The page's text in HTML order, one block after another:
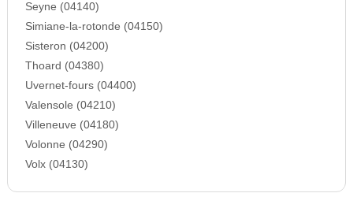
Seyne (04140)
Simiane-la-rotonde (04150)
Sisteron (04200)
Thoard (04380)
Uvernet-fours (04400)
Valensole (04210)
Villeneuve (04180)
Volonne (04290)
Volx (04130)